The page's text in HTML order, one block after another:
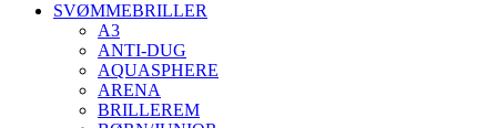
SVØMMEBRILLER
A3
ANTI-DUG
AQUASPHERE
ARENA
BRILLEREM